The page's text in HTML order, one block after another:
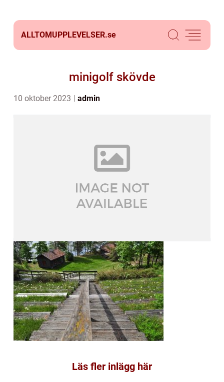
ALLTOMUPPLEVELSER.se
minigolf skövde
10 oktober 2023 admin
Läs fler inlägg här